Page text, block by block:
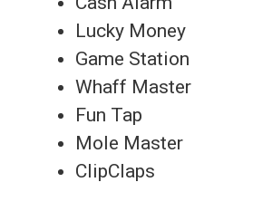
Lucky Money
Game Station
Whaff Master
Fun Tap
Mole Master
ClipClaps